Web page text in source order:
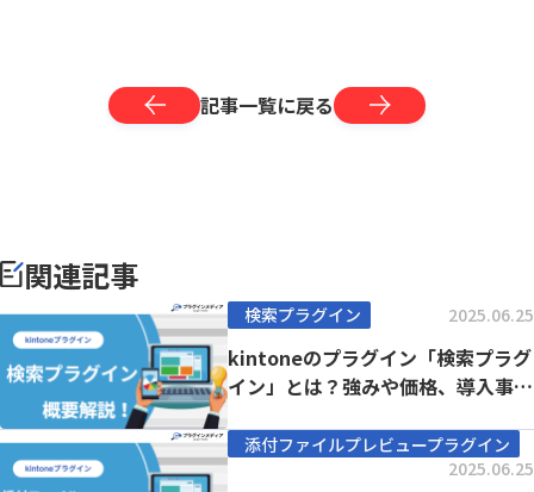
記事一覧に戻る
関連記事
検索プラグイン 2025.06.25
kintoneのプラグイン「検索プラグ
イン」とは？強みや価格、導入事例
添付ファイルプレビュープラグイン
2025.06.25